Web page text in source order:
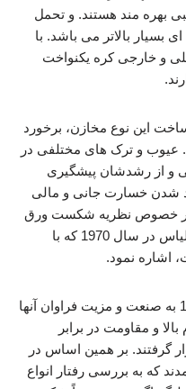
بهره مند هستند. و تحمل
بسیار بالاتر می باشد. با
و خارجی کره یکنواخت
ساخت این نوع مخازن، برخورد
و ترک های مختلفی در
و از رشدشان پیشگیری
شدن خسارت جانی و مالی
در خصوص نظریه شکست ورق
های منحنی. می توان به تحقیقات فولیاس در سال 1970 که با
اشاره نمود.
با ورود مواد مدرج تابعی در سال 1984 به صنعت و مزیت فراوان آنها
و مقاومت در برابر
گرفتند. بر همین اساس در
که به بررسی رفتار انواع